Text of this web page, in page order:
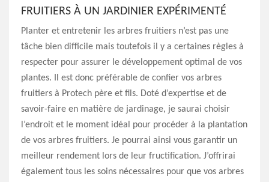
FRUITIERS À UN JARDINIER EXPÉRIMENTÉ
Planter et entretenir les arbres fruitiers n’est pas une
tâche bien difficile mais toutefois il y a certaines règles à
respecter pour assurer le développement optimal de vos
plantes. Il est donc préférable de confier vos arbres
fruitiers à Protech père et fils. Doté d’expertise et de
savoir-faire en matière de jardinage, je saurai choisir
l’endroit et le moment idéal pour procéder à la plantation
de vos arbres fruitiers. Je pourrai ainsi vous garantir un
meilleur rendement lors de leur fructification. J’offrirai
également tous les soins nécessaires pour que vos arbres